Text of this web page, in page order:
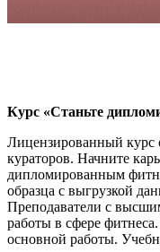
Курс «Станьте
Лицензированный курс
кураторов. Начните
дипломированным
образца с выгрузкой
Преподаватели с
работы в сфере
основной работы.